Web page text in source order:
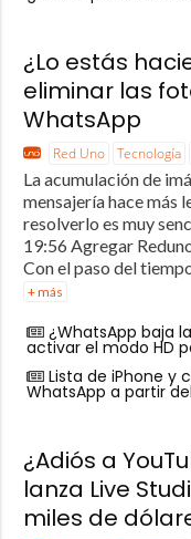
¿Lo estás
eliminar las
WhatsApp
Red Uno Tecnología
La acumulación de
mensajería hace más
resolverlo es muy
19:56 Agregar
Con el paso del
+ más
¿WhatsApp baja
activar el modo HD
Lista de iPhone y
WhatsApp a partir
¿Adiós a
lanza Live
miles de